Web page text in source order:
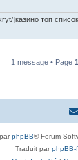
]казино топ
1 message • Page 1
phpBB® Forum
Traduit parphpBB-